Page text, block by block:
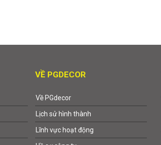
VỀ PGDECOR
Về PGdecor
Lịch sử hình thành
Lĩnh vực hoạt động